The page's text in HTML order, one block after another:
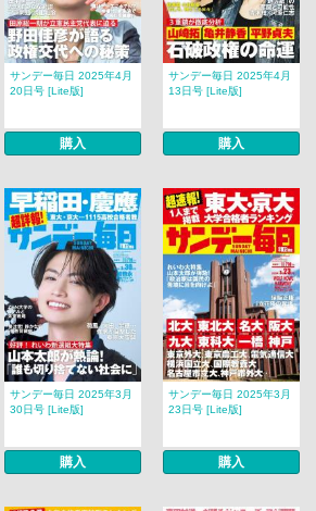
サンデー毎日 2025年4月
20日号 [Lite版]
購入
サンデー毎日 2025年4月
13日号 [Lite版]
購入
サンデー毎日 2025年3月
30日号 [Lite版]
購入
サンデー毎日 2025年3月
23日号 [Lite版]
購入